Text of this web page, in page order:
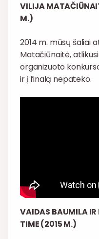
VILIJA
M.)
2014 m. mūsų šaliai
Matačiūnaitė,
organizuoto
ir į finalą nepateko.
VAIDAS BAUMILA
TIME (2015 M.)